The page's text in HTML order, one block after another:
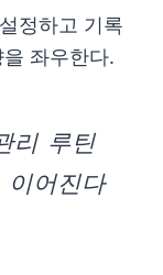
정하고 기록
좌우한다.
리 루틴
어진다